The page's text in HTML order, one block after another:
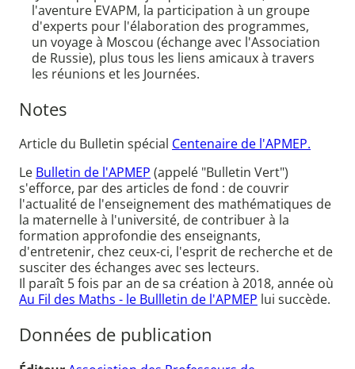
l'aventure EVAPM, la participation à un groupe
d'experts pour l'élaboration des programmes,
un voyage à Moscou (échange avec l'Association
de Russie), plus tous les liens amicaux à travers
les réunions et les Journées.
Notes
Article du Bulletin spécial Centenaire de l'APMEP.
Le Bulletin de l'APMEP (appelé "Bulletin Vert")
s'efforce, par des articles de fond : de couvrir
l'actualité de l'enseignement des mathématiques de
la maternelle à l'université, de contribuer à la
formation approfondie des enseignants,
d'entretenir, chez ceux-ci, l'esprit de recherche et de
susciter des échanges avec ses lecteurs.
Il paraît 5 fois par an de sa création à 2018, année où
Au Fil des Maths - le Bullletin de l'APMEP lui succède.
Données de publication